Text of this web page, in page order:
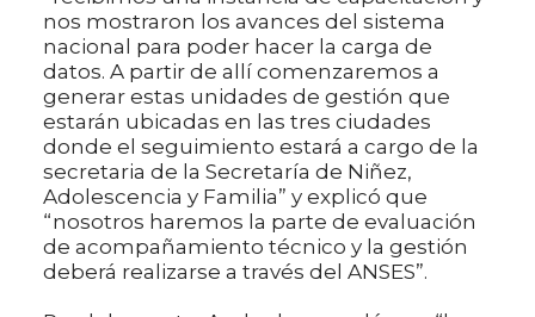
nos mostraron los avances del sistema
nacional para poder hacer la carga de
datos. A partir de allí comenzaremos a
generar estas unidades de gestión que
estarán ubicadas en las tres ciudades
donde el seguimiento estará a cargo de la
secretaria de la Secretaría de Niñez,
Adolescencia y Familia” y explicó que
“nosotros haremos la parte de evaluación
de acompañamiento técnico y la gestión
deberá realizarse a través del ANSES”.